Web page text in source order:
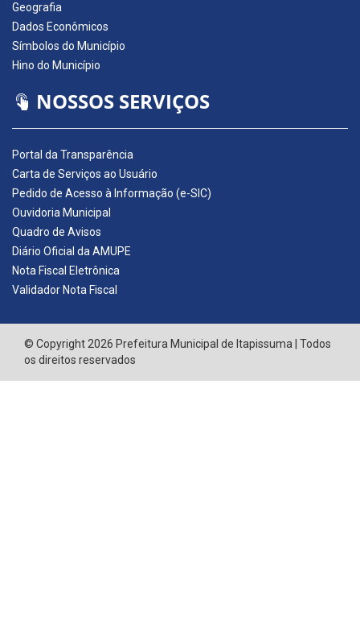
Geografia
Dados Econômicos
Símbolos do Município
Hino do Município
NOSSOS SERVIÇOS
Portal da Transparência
Carta de Serviços ao Usuário
Pedido de Acesso à Informação (e-SIC)
Ouvidoria Municipal
Quadro de Avisos
Diário Oficial da AMUPE
Nota Fiscal Eletrônica
Validador Nota Fiscal
© Copyright 2026 Prefeitura Municipal de Itapissuma | Todos
os direitos reservados